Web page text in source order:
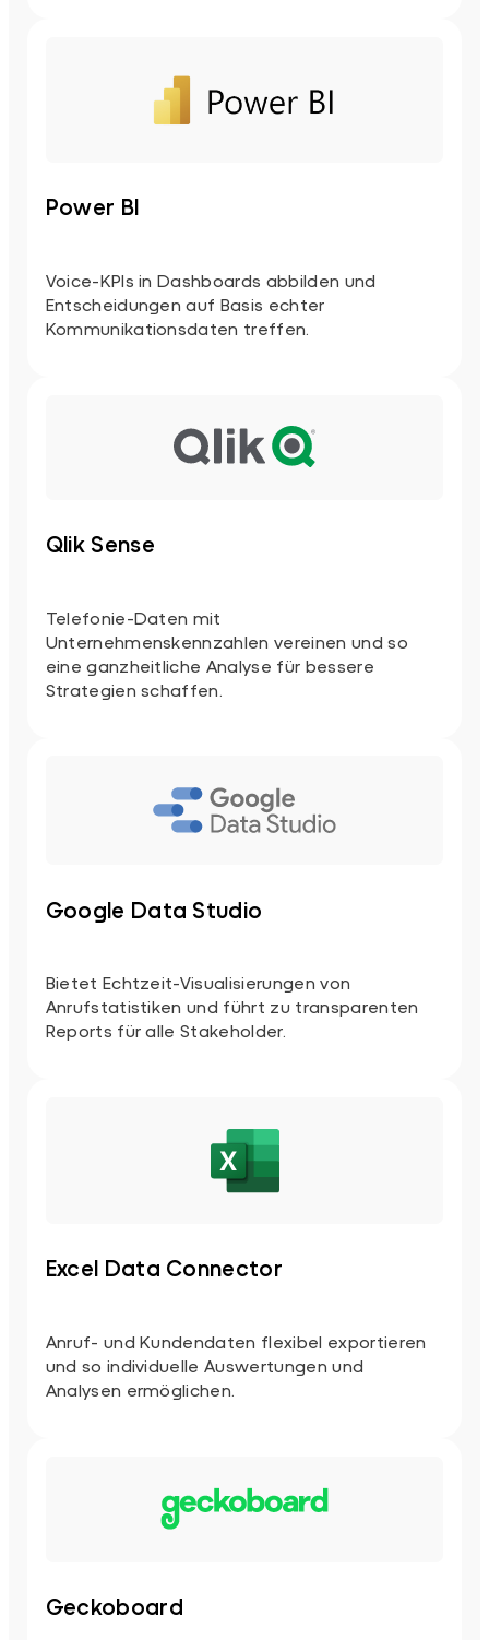
Power BI
Voice-KPIs in Dashboards abbilden und
Entscheidungen auf Basis echter
Kommunikationsdaten treffen.
Qlik Sense
Telefonie-Daten mit
Unternehmenskennzahlen vereinen und so
eine ganzheitliche Analyse für bessere
Strategien schaffen.
Google Data Studio
Bietet Echtzeit-Visualisierungen von
Anrufstatistiken und führt zu transparenten
Reports für alle Stakeholder.
Excel Data Connector
Anruf- und Kundendaten flexibel exportieren
und so individuelle Auswertungen und
Analysen ermöglichen.
Geckoboard